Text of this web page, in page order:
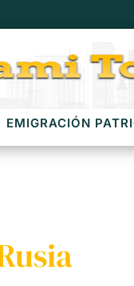
EMIGRACIÓN